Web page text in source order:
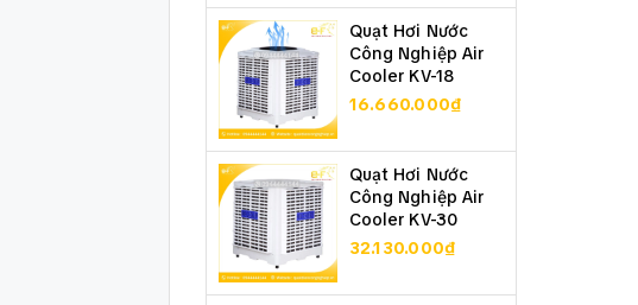
Quạt Hơi Nước
Công Nghiệp Air
Cooler KV-18
16.660.000₫
Quạt Hơi Nước
Công Nghiệp Air
Cooler KV-30
32.130.000₫